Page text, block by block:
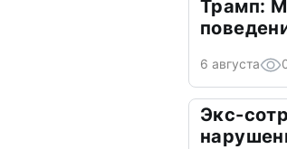
Трамп:
6 августа
Экс-